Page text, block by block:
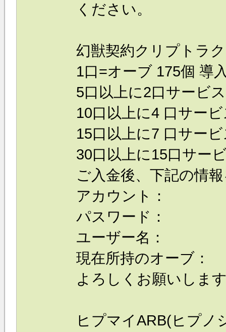
ください。
幻獣契約クリプトラ
1口=オーブ 175個 導
5口以上に2口サー
10口以上に4 口サー
15口以上に7 口サー
30口以上に15口サー
ご入金後、下記の情
アカウント：
パスワード：
ユーザー名：
現在所持のオーブ：
よろしくお願いしま
ヒプマイARB(ヒプ